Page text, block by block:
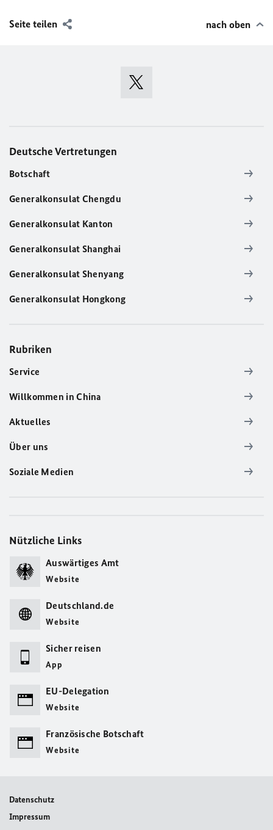
Seite teilen nach oben
Deutsche Vertretungen
Botschaft
Generalkonsulat Chengdu
Generalkonsulat Kanton
Generalkonsulat Shanghai
Generalkonsulat Shenyang
Generalkonsulat Hongkong
Rubriken
Service
Willkommen in China
Aktuelles
Über uns
Soziale Medien
Nützliche Links
Auswärtiges Amt
Website
Deutschland.de
Website
Sicher reisen
App
EU-Delegation
Website
Französische Botschaft
Website
Datenschutz
Impressum